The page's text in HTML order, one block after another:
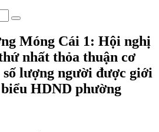
Móng Cái 1: Hội nghị
nhất thỏa thuận cơ
số lượng người được giới
HDND phường